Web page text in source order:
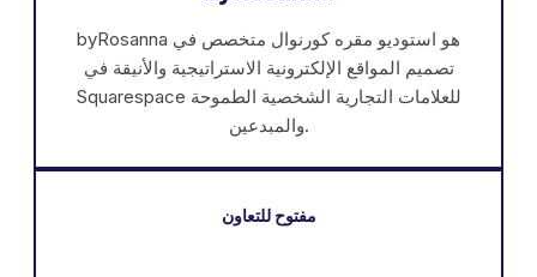
byRosanna هو استوديو مقره كورنوال متخصص في
تصميم المواقع الإلكترونية الاستراتيجية والأنيقة في
Squarespace للعلامات التجارية الشخصية الطموحة
والمبدعين.
مفتوح للتعاون